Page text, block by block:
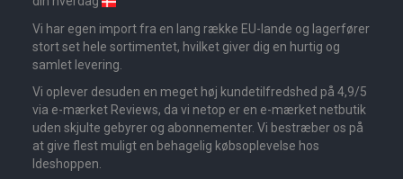
Vi har egen import fra en lang række EU-lande og lagerfører
stort set hele sortimentet, hvilket giver dig en hurtig og
samlet levering.
Vi oplever desuden en meget høj kundetilfredshed på 4,9/5
via e-mærket Reviews, da vi netop er en e-mærket netbutik
uden skjulte gebyrer og abonnementer. Vi bestræber os på
at give flest muligt en behagelig købsoplevelse hos
Ideshoppen.